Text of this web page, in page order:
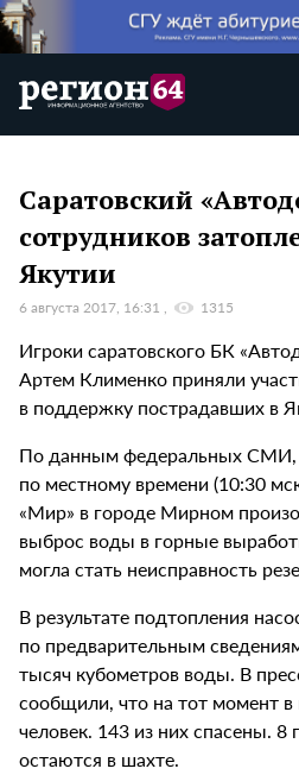
Саратовский
сотрудников
Якутии
6 августа 2017, 16:31 1315
Игроки саратовского БК
Артем Клименко приняли
в поддержку пострадавших в
По данным федеральных СМИ,
по местному времени (10:30
«Мир» в городе Мирном
выброс воды в горные
могла стать неисправность
В результате подтопления
по предварительным
тысяч кубометров воды. В
сообщили, что на тот момент
человек. 143 из них спасены.
остаются в шахте.